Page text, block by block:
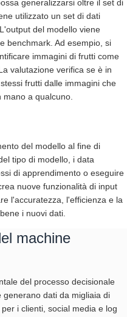
generalizzarsi oltre il set di
utilizzato un set di dati
del modello viene
benchmark. Ad esempio, si
immagini di frutti come
valutazione verifica se è in
frutti dalle immagini che
mano a qualcuno.
del modello al fine di
tipo di modello, i data
di apprendimento o eseguire
nuove funzionalità di input
l'accuratezza, l'efficienza e la
i nuovi dati.
machine
del processo decisionale
dati da migliaia di
i clienti, social media e log